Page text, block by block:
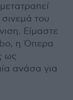
του
Είμαστε
η Όπερα
ως
ανάσα για